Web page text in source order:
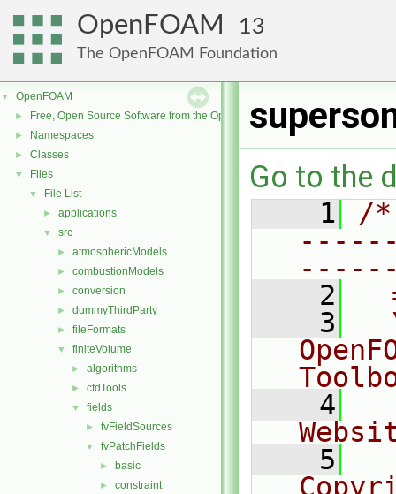
OpenFOAM 13
The OpenFOAM Foundation
▼ OpenFOAM
► Free, Open Source Software from the OpenFOAM Foundation
► Namespaces
► Classes
▼ Files
▼ File List
► applications
▼ src
► atmosphericModels
► combustionModels
► conversion
► dummyThirdParty
► fileFormats
▼ finiteVolume
► algorithms
► cfdTools
▼ fields
► fvFieldSources
▼ fvPatchFields
► basic
► constraint
Go to the
    1
/
    2
    3
    4
    5